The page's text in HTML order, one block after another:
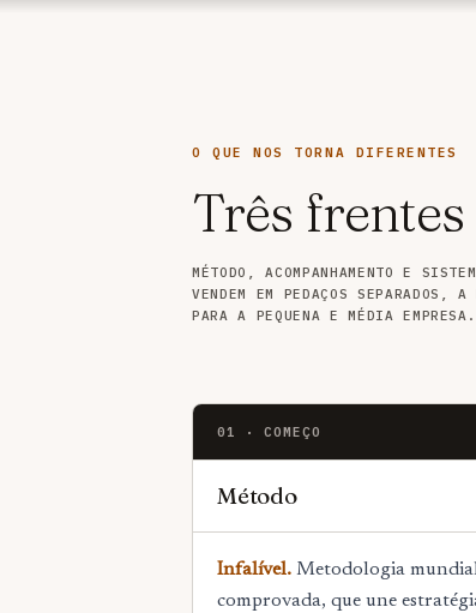
O QUE NOS TORNA DIFERENTES
Três
MÉTODO, ACOMPANHAMENTO E
VENDEM EM PEDAÇOS SEPARADOS, A
PARA A PEQUENA E MÉDIA EMPRESA.
01 · COMEÇO
Método
Infalível. Metodologia
comprovada, que une